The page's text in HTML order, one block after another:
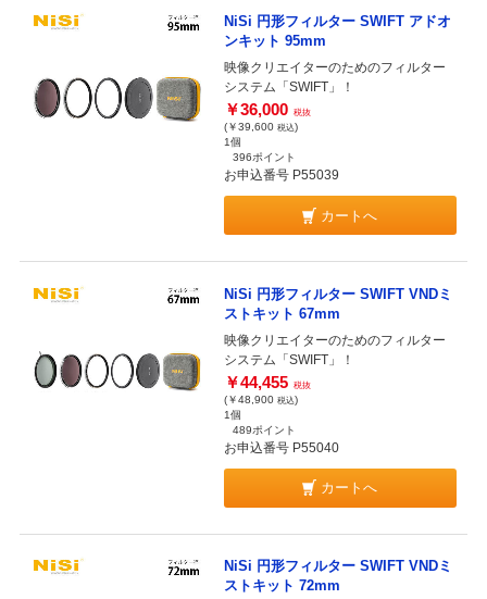
NiSi 円形フィルター SWIFT アドオ
ンキット 95mm
映像クリエイターのためのフィルター
システム「SWIFT」！
￥36,000 税抜
(￥39,600 税込)
1個
396ポイント
お申込番号 P55039
カートへ
NiSi 円形フィルター SWIFT VNDミ
ストキット 67mm
映像クリエイターのためのフィルター
システム「SWIFT」！
￥44,455 税抜
(￥48,900 税込)
1個
489ポイント
お申込番号 P55040
カートへ
NiSi 円形フィルター SWIFT VNDミ
ストキット 72mm